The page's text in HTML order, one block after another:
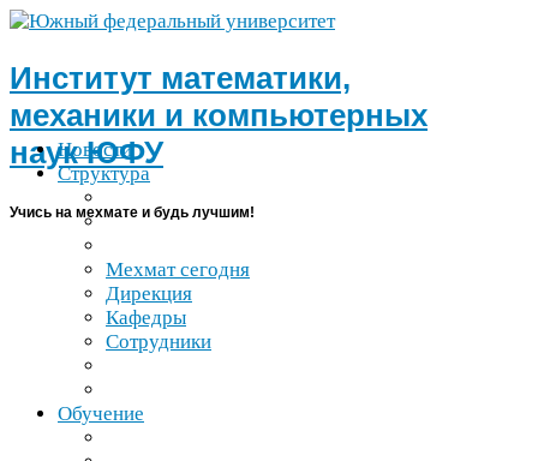
Институт математики,
механики и компьютерных
наукЮФУ
Учись на мехмате и будь лучшим!
Новости
Структура
Мехмат сегодня
Дирекция
Кафедры
Сотрудники
Обучение